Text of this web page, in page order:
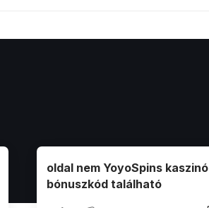
oldal nem YoyoSpins kaszinó
bónuszkód található